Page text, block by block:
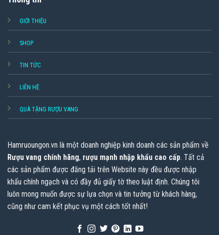
GIỚI THIỆU
SHOP
TIN TỨC
LIÊN HỆ
QUÀ TẶNG RƯỢU VANG
Hamruoungon.vn là một doanh nghiệp kinh doanh các sản phẩm về
Rượu vang chính hãng, rượu mạnh nhập khẩu cao cấp. Tất cả
các sản phẩm được đăng tải trên Website này đều được nhập
khẩu chính ngạch và có đầy đủ giấy tờ theo luật định. Chúng tôi
luôn mong muốn được sự lựa chọn và tin tưởng từ khách hàng,
cũng như cam kết phục vụ một cách tốt nhất!